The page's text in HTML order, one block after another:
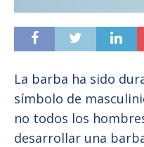
La barba ha sido
símbolo de
no todos los
desarrollar una